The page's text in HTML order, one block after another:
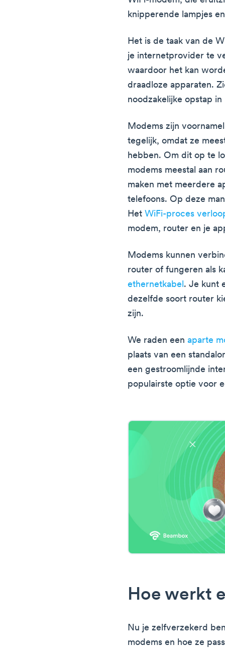
knipperende lampjes
Het is de taak van de
je internetprovider te
waardoor het kan
draadloze apparaten.
noodzakelijke opstap
Modems zijn
tegelijk, omdat ze
hebben. Om dit op te
modems meestal aan
maken met meerdere
telefoons. Op deze
HetWiFi-proces
modem, router en je
Modems kunnen
router of fungeren als
ethernetkabel. Je kunt
dezelfde soort router
zijn.
We raden eenaparte
plaats van een
een gestroomlijnde
populairste optie voor
Hoe werkt
Nu je zelfverzekerd
modems en hoe ze